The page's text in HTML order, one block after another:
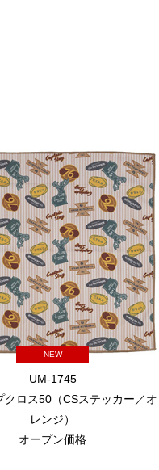
NEW
UM-1745
クロス50（CSステッカー／オ
レンジ）
オープン価格